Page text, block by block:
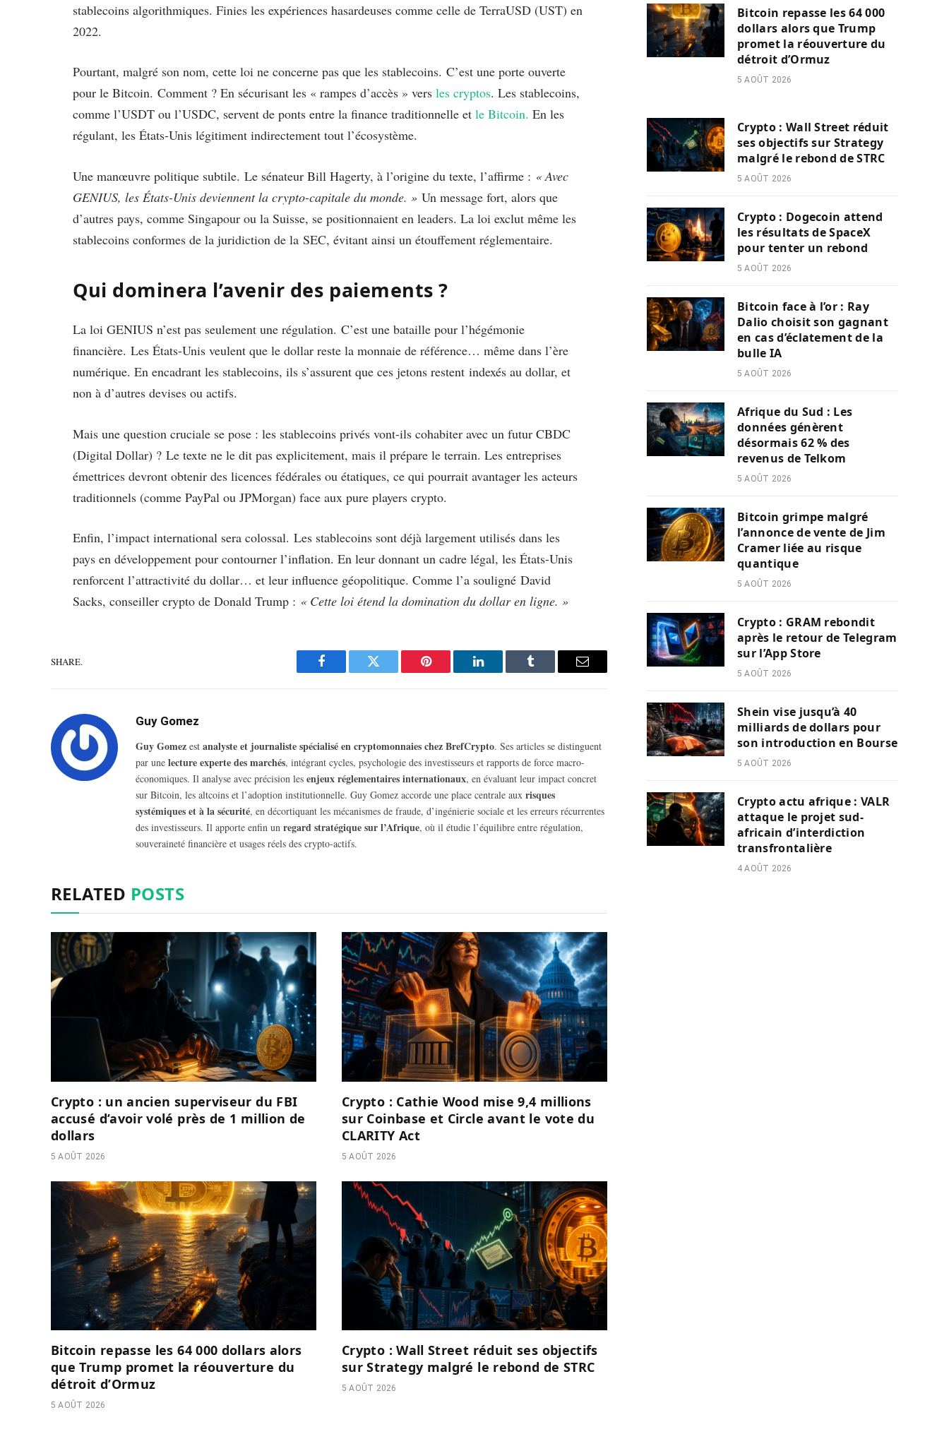
stablecoins algorithmiques. Finies les expériences hasardeuses comme celle de TerraUSD (UST) en
2022.
Pourtant, malgré son nom, cette loi ne concerne pas que les stablecoins. C’est une porte ouverte
pour le Bitcoin. Comment ? En sécurisant les « rampes d’accès » vers les cryptos. Les stablecoins,
comme l’USDT ou l’USDC, servent de ponts entre la finance traditionnelle et le Bitcoin. En les
régulant, les États-Unis légitiment indirectement tout l’écosystème.
Une manœuvre politique subtile. Le sénateur Bill Hagerty, à l’origine du texte, l’affirme : « Avec
GENIUS, les États-Unis deviennent la crypto-capitale du monde. » Un message fort, alors que
d’autres pays, comme Singapour ou la Suisse, se positionnaient en leaders. La loi exclut même les
stablecoins conformes de la juridiction de la SEC, évitant ainsi un étouffement réglementaire.
Qui dominera l’avenir des paiements ?
La loi GENIUS n’est pas seulement une régulation. C’est une bataille pour l’hégémonie
financière. Les États-Unis veulent que le dollar reste la monnaie de référence… même dans l’ère
numérique. En encadrant les stablecoins, ils s’assurent que ces jetons restent indexés au dollar, et
non à d’autres devises ou actifs.
Mais une question cruciale se pose : les stablecoins privés vont-ils cohabiter avec un futur CBDC
(Digital Dollar) ? Le texte ne le dit pas explicitement, mais il prépare le terrain. Les entreprises
émettrices devront obtenir des licences fédérales ou étatiques, ce qui pourrait avantager les acteurs
traditionnels (comme PayPal ou JPMorgan) face aux pure players crypto.
Enfin, l’impact international sera colossal. Les stablecoins sont déjà largement utilisés dans les
pays en développement pour contourner l’inflation. En leur donnant un cadre légal, les États-Unis
renforcent l’attractivité du dollar… et leur influence géopolitique. Comme l’a souligné David
Sacks, conseiller crypto de Donald Trump : « Cette loi étend la domination du dollar en ligne. »
SHARE.
Facebook Twitter Pinterest LinkedIn Tumblr Email
Guy Gomez
Guy Gomez est analyste et journaliste spécialisé en cryptomonnaies chez BrefCrypto. Ses articles se distinguent
par une lecture experte des marchés, intégrant cycles, psychologie des investisseurs et rapports de force macro-
économiques. Il analyse avec précision les enjeux réglementaires internationaux, en évaluant leur impact concret
sur Bitcoin, les altcoins et l’adoption institutionnelle. Guy Gomez accorde une place centrale aux risques
systémiques et à la sécurité, en décortiquant les mécanismes de fraude, d’ingénierie sociale et les erreurs récurrentes
des investisseurs. Il apporte enfin un regard stratégique sur l’Afrique, où il étudie l’équilibre entre régulation,
souveraineté financière et usages réels des crypto-actifs.
RELATED POSTS
Crypto : un ancien superviseur du FBI
accusé d’avoir volé près de 1 million de
dollars
5 AOÛT 2026
Crypto : Cathie Wood mise 9,4 millions
sur Coinbase et Circle avant le vote du
CLARITY Act
5 AOÛT 2026
Bitcoin repasse les 64 000 dollars alors
que Trump promet la réouverture du
détroit d’Ormuz
5 AOÛT 2026
Crypto : Wall Street réduit ses objectifs
sur Strategy malgré le rebond de STRC
5 AOÛT 2026
Bitcoin repasse les 64 000
dollars alors que Trump
promet la réouverture du
détroit d’Ormuz
5 AOÛT 2026
Crypto : Wall Street réduit
ses objectifs sur Strategy
malgré le rebond de STRC
5 AOÛT 2026
Crypto : Dogecoin attend
les résultats de SpaceX
pour tenter un rebond
5 AOÛT 2026
Bitcoin face à l’or : Ray
Dalio choisit son gagnant
en cas d’éclatement de la
bulle IA
5 AOÛT 2026
Afrique du Sud : Les
données génèrent
désormais 62 % des
revenus de Telkom
5 AOÛT 2026
Bitcoin grimpe malgré
l’annonce de vente de Jim
Cramer liée au risque
quantique
5 AOÛT 2026
Crypto : GRAM rebondit
après le retour de Telegram
sur l’App Store
5 AOÛT 2026
Shein vise jusqu’à 40
milliards de dollars pour
son introduction en Bourse
5 AOÛT 2026
Crypto actu afrique : VALR
attaque le projet sud-
africain d’interdiction
transfrontalière
4 AOÛT 2026